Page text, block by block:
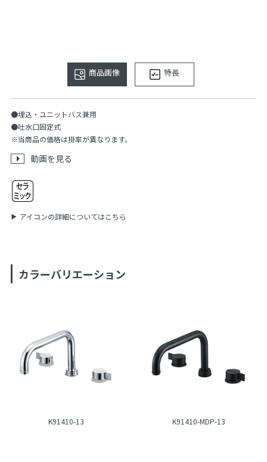
商品画像 特長
●埋込・ユニットバス兼用
●吐水口固定式
※当商品の価格は掛率が異なります。
動画を見る
アイコンの詳細についてはこちら
カラーバリエーション
K91410-13 K91410-MDP-13